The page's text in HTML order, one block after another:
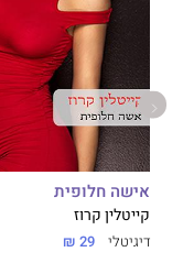
אישה חלופית
קייטלין קרוז
דיגיטלי 29 ₪